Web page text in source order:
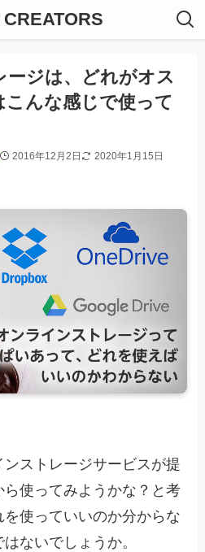
ジは、どれがオス
んな感じで使って
2016年12月2日
2020年1月15日
ストレージサービスが提
使ってみようかな？と考
使っていいのか分からな
ないでしょうか。